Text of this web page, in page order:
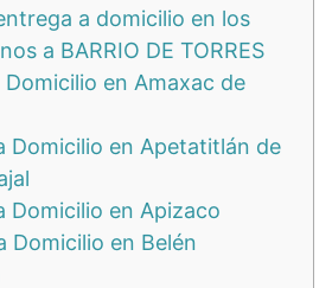
a domicilio en los
a BARRIO DE TORRES
Domicilio en Amaxac de
Domicilio en Apetatitlán de
Domicilio en Apizaco
Domicilio en Belén